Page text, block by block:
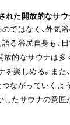
れた開放的なサウ
ではなく、外気
る谷尻自身も、
的なサウナは多
楽しめる。また
つながっていくよ
したサウナの意